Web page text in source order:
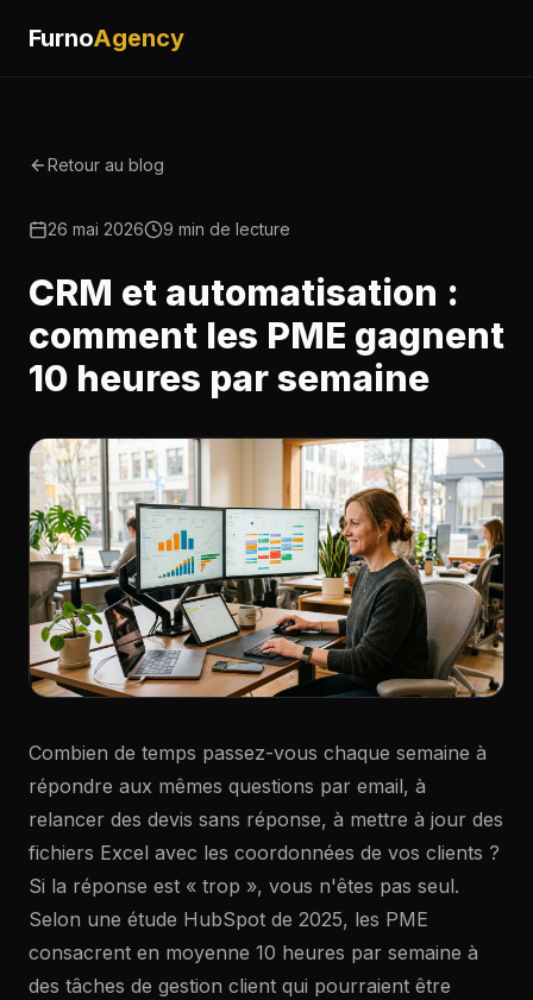
FurnoAgency
Retour au blog
26 mai 2026 9 min de lecture
CRM et automatisation :
comment les PME gagnent
10 heures par semaine
Combien de temps passez-vous chaque semaine à
répondre aux mêmes questions par email, à
relancer des devis sans réponse, à mettre à jour des
fichiers Excel avec les coordonnées de vos clients ?
Si la réponse est « trop », vous n'êtes pas seul.
Selon une étude HubSpot de 2025, les PME
consacrent en moyenne 10 heures par semaine à
des tâches de gestion client qui pourraient être